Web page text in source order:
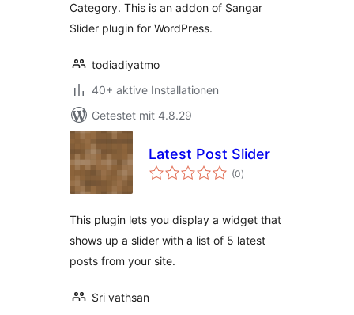
Category. This is an addon of Sangar
Slider plugin for WordPress.
todiadiyatmo
40+ aktive Installationen
Getestet mit 4.8.29
Latest Post Slider
(0Bewertungen
insgesamt
)
This plugin lets you display a widget that
shows up a slider with a list of 5 latest
posts from your site.
Sri vathsan